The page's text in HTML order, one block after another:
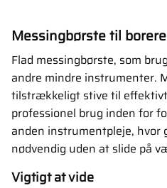
Messingbørste til
Flad messingbørste, som
andre mindre instrumenter.
tilstrækkeligt stive til
professionel brug inden for
anden instrumentpleje, hvor
nødvendig uden at slide på
Vigtigt at vide